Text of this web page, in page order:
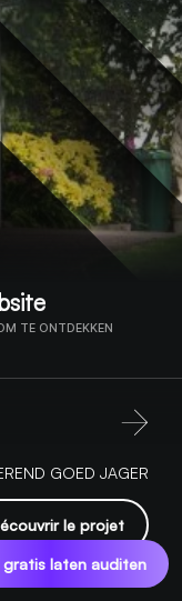
TE ONTDEKKEN
le projet
GOED JAGER
gratis laten auditen